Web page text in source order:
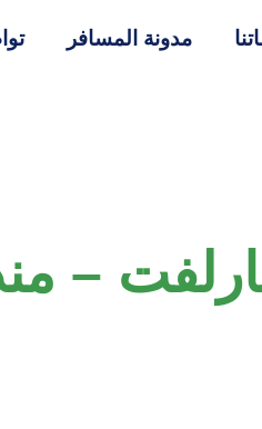
مدونة المسافر
–